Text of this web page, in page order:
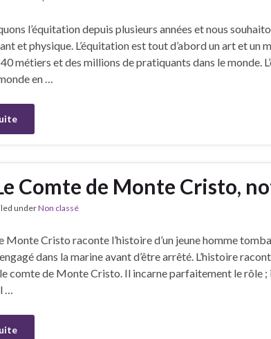
l’équitation depuis plusieurs années et nous
et physique. L’équitation est tout d’abord un art et un
métiers et des millions de pratiquants dans le monde.
en …
Comte de Monte Cristo,
underNon classé
Monte Cristo raconte l’histoire d’un jeune homme
dans la marine avant d’être arrêté. L’histoire
comte de Monte Cristo. Il incarne parfaitement le rôle
…